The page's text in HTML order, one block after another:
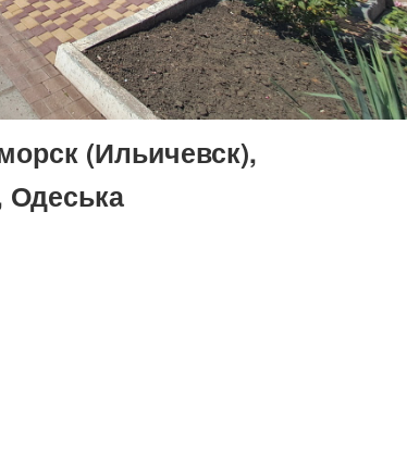
(Ильичевск),
Одеська